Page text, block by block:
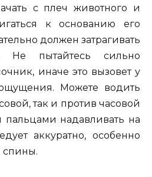
с плеч животного и
к основанию его
должен затрагивать
пытайтесь сильно
иначе это вызовет у
Можете водить
так и против часовой
надавливать на
аккуратно, особенно
спины.